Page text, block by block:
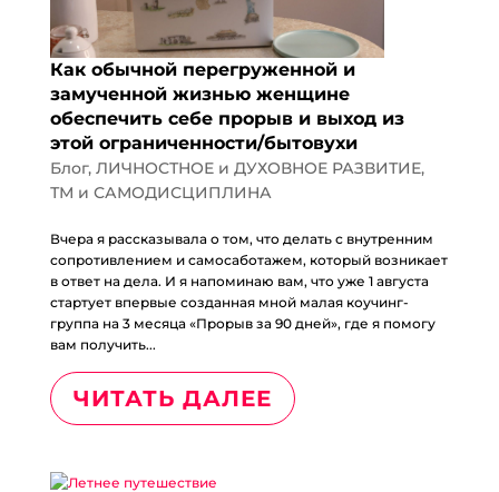
Как обычной перегруженной и
замученной жизнью женщине
обеспечить себе прорыв и выход из
этой ограниченности/бытовухи
Блог, ЛИЧНОСТНОЕ и ДУХОВНОЕ РАЗВИТИЕ,
ТМ и САМОДИСЦИПЛИНА
Вчера я рассказывала о том, что делать с внутренним
сопротивлением и самосаботажем, который возникает
в ответ на дела. И я напоминаю вам, что уже 1 августа
стартует впервые созданная мной малая коучинг-
группа на 3 месяца «Прорыв за 90 дней», где я помогу
вам получить...
ЧИТАТЬ ДАЛЕЕ